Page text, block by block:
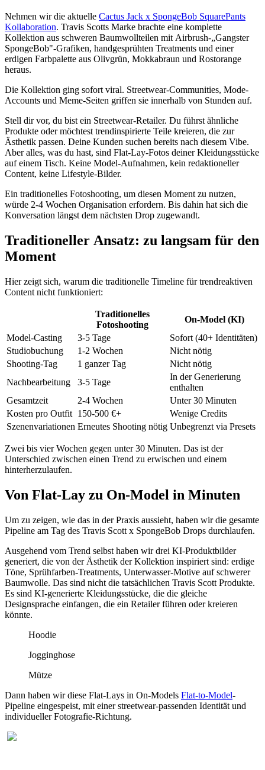
Nehmen wir die aktuelle Cactus Jack x SpongeBob SquarePants
Kollaboration. Travis Scotts Marke brachte eine komplette
Kollektion aus schweren Baumwollteilen mit Airbrush-„Gangster
SpongeBob"-Grafiken, handgesprühten Treatments und einer
erdigen Farbpalette aus Olivgrün, Mokkabraun und Rostorange
heraus.
Die Kollektion ging sofort viral. Streetwear-Communities, Mode-
Accounts und Meme-Seiten griffen sie innerhalb von Stunden auf.
Stell dir vor, du bist ein Streetwear-Retailer. Du führst ähnliche
Produkte oder möchtest trendinspirierte Teile kreieren, die zur
Ästhetik passen. Deine Kunden suchen bereits nach diesem Vibe.
Aber alles, was du hast, sind Flat-Lay-Fotos deiner Kleidungsstücke
auf einem Tisch. Keine Model-Aufnahmen, kein redaktioneller
Content, keine Lifestyle-Bilder.
Ein traditionelles Fotoshooting, um diesen Moment zu nutzen,
würde 2-4 Wochen Organisation erfordern. Bis dahin hat sich die
Konversation längst dem nächsten Drop zugewandt.
Traditioneller Ansatz: zu langsam für den
Moment
Hier zeigt sich, warum die traditionelle Timeline für trendreaktiven
Content nicht funktioniert:
Traditionelles
Fotoshooting
On-Model (KI)
Model-Casting
3-5 Tage
Sofort (40+ Identitäten)
Studiobuchung
1-2 Wochen
Nicht nötig
Shooting-Tag
1 ganzer Tag
Nicht nötig
Nachbearbeitung
3-5 Tage
In der Generierung
enthalten
Gesamtzeit
2-4 Wochen
Unter 30 Minuten
Kosten pro Outfit 150-500 €+
Wenige Credits
Szenenvariationen Erneutes Shooting nötig Unbegrenzt via Presets
Zwei bis vier Wochen gegen unter 30 Minuten. Das ist der
Unterschied zwischen einen Trend zu erwischen und einem
hinterherzulaufen.
Von Flat-Lay zu On-Model in Minuten
Um zu zeigen, wie das in der Praxis aussieht, haben wir die gesamte
Pipeline am Tag des Travis Scott x SpongeBob Drops durchlaufen.
Ausgehend vom Trend selbst haben wir drei KI-Produktbilder
generiert, die von der Ästhetik der Kollektion inspiriert sind: erdige
Töne, Sprühfarben-Treatments, Unterwasser-Motive auf schwerer
Baumwolle. Das sind nicht die tatsächlichen Travis Scott Produkte.
Es sind KI-generierte Kleidungsstücke, die die gleiche
Designsprache einfangen, die ein Retailer führen oder kreieren
könnte.
Hoodie
Jogginghose
Mütze
Dann haben wir diese Flat-Lays in On-Models Flat-to-Model-
Pipeline eingespeist, mit einer streetwear-passenden Identität und
individueller Fotografie-Richtung.